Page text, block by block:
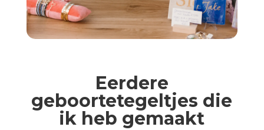
Eerdere
geboortetegeltjes die
ik heb gemaakt